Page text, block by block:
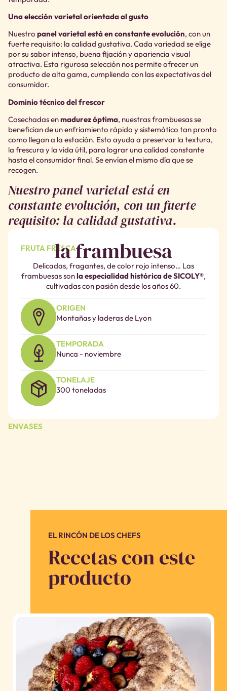
Una elección varietal orientada al gusto
Nuestro panel varietal está en constante evolución, con un
fuerte requisito: la calidad gustativa. Cada variedad se elige
por su sabor intenso, buena fijación y apariencia visual
atractiva. Esta rigurosa selección nos permite ofrecer un
producto de alta gama, cumpliendo con las expectativas del
consumidor.
Dominio técnico del frescor
Cosechadas enmadurez óptima, nuestras frambuesas se
benefician de un enfriamiento rápido y sistemático tan pronto
como llegan a la estación. Esto ayuda a preservar la textura,
la frescura y la vida útil, para lograr una calidad constante
hasta el consumidor final. Se envían el mismo día que se
recogen.
Nuestro panel varietal está en
constante evolución, con un fuerte
requisito: la calidad gustativa.
FRUTA FRESCAla frambuesa
Delicadas, fragantes, de color rojo intenso… Las
frambuesas sonla especialidad histórica de SICOLY®,
cultivadas con pasión desde los años 60.
ORIGEN
Montañas y laderas de Lyon
TEMPORADA
Nunca - noviembre
TONELAJE
300 toneladas
ENVASES
EL RINCÓN DE LOS CHEFS
Recetas con este
producto